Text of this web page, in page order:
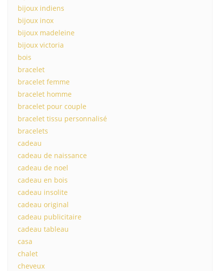
bijoux indiens
bijoux inox
bijoux madeleine
bijoux victoria
bois
bracelet
bracelet femme
bracelet homme
bracelet pour couple
bracelet tissu personnalisé
bracelets
cadeau
cadeau de naissance
cadeau de noel
cadeau en bois
cadeau insolite
cadeau original
cadeau publicitaire
cadeau tableau
casa
chalet
cheveux